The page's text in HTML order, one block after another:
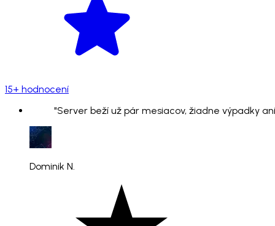
15+ hodnocení
"Server beží už pár mesiacov, žiadne výpadky
Dominik N.